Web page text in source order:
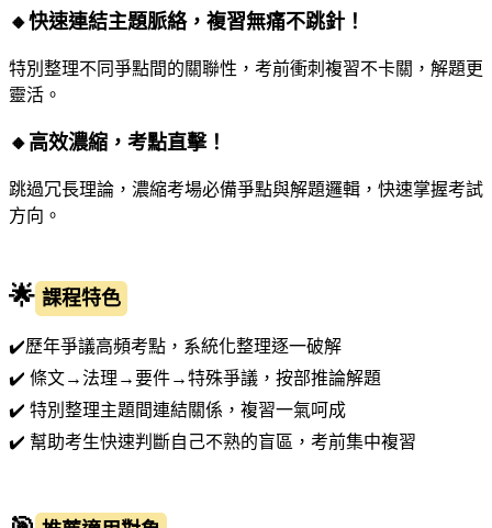
🔸快速連結主題脈絡，複習無痛不跳針！
特別整理不同爭點間的關聯性，考前衝刺複習不卡關，解題更
靈活。
🔸 高效濃縮，考點直擊！
跳過冗長理論，濃縮考場必備爭點與解題邏輯，快速掌握考試
方向。
🌟 課程特色
✔️歷年爭議高頻考點，系統化整理逐一破解
✔️ 條文→法理→要件→特殊爭議，按部推論解題
✔️ 特別整理主題間連結關係，複習一氣呵成
✔️ 幫助考生快速判斷自己不熟的盲區，考前集中複習